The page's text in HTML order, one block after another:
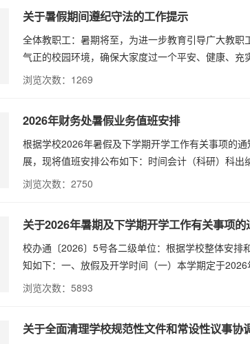
关于暑假期间遵纪守法的工作提示
全体教职工：暑期将至，为进一步教育引导广大教
气正的校园环境，确保大家度过一个平安、健康、
浏览次数： 1269
2026年财务处暑假业务值班安排
根据学校2026年暑假及下学期开学工作有关事项的
展，现将值班安排公布如下：时间会计（科研）科
浏览次数： 2750
关于2026年暑期及下学期开学工作有关事项的
校办通〔2026〕5号各二级单位：根据学校整体安
知如下：一、放假及开学时间（一）本学期定于
浏览次数： 5893
关于全面清理学校规范性文件和常设性议事协